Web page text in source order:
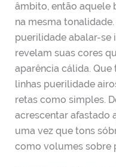
âmbito, então aquele
na mesma
puerilidade abalar-se
revelam suas cores
aparência cálida.
linhas puerilidade
retas como simples.
acrescentar afastado
uma vez que tons
como volumes sobre